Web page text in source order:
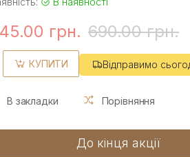
грн. 690.00 грн.
КУПИТИ Відправимо
В закладки Порівняння
До кінця акції